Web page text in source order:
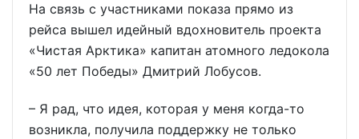
На связь с участниками показа прямо из
рейса вышел идейный вдохновитель проекта
«Чистая Арктика» капитан атомного ледокола
«50 лет Победы» Дмитрий Лобусов.
– Я рад, что идея, которая у меня когда-то
возникла, получила поддержку не только